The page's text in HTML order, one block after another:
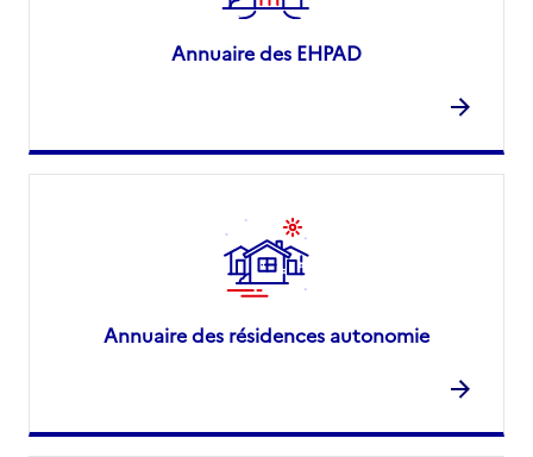
Annuaire des EHPAD
Annuaire des résidences autonomie